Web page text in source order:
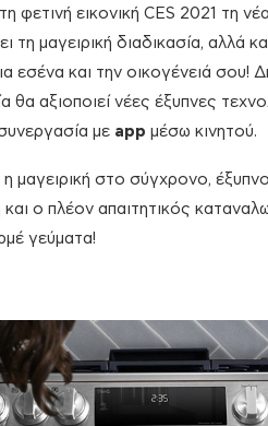
φετινή εικονική CES 2021 τη
μαγειρική διαδικασία, αλλά
εσένα και την οικογένειά σου!
αξιοποιεί νέες έξυπνες
με app μέσω κινητού.
η μαγειρική στο σύγχρονο,
ο πλέον απαιτητικός
γεύματα!